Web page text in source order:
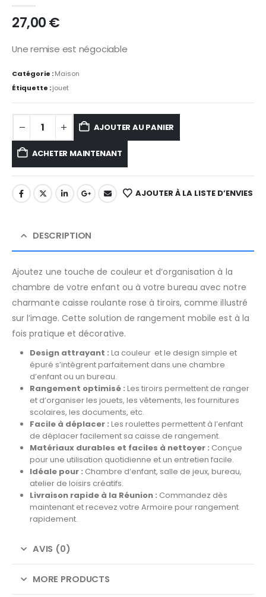
27,00€
Une remise est négociable
Catégorie :Maison
Étiquette :jouet
AJOUTER AU PANIER
ACHETER MAINTENANT
AJOUTER À LA LISTE D’ENVIES
DESCRIPTION
Ajoutez une touche de couleur et d’organisation à la
chambre de votre enfant ou à votre bureau avec notre
charmante caisse roulante rose à tiroirs, comme illustré
sur l’image. Cette solution de rangement mobile est à la
fois pratique et décorative.
Design attrayant : La couleur et le design simple et
épuré s’intègrent parfaitement dans une chambre
d’enfant ou un bureau.
Rangement optimisé : Les tiroirs permettent de ranger
et d’organiser les jouets, les vêtements, les fournitures
scolaires, les documents, etc.
Facile à déplacer : Les roulettes permettent à l’enfant
de déplacer facilement sa caisse de rangement.
Matériaux durables et faciles à nettoyer : Conçue
pour une utilisation quotidienne et un entretien facile.
Idéale pour : Chambre d’enfant, salle de jeux, bureau,
atelier de loisirs créatifs.
Livraison rapide à la Réunion : Commandez dès
maintenant et recevez votre Armoire pour rangement
rapidement.
AVIS (0)
MORE PRODUCTS